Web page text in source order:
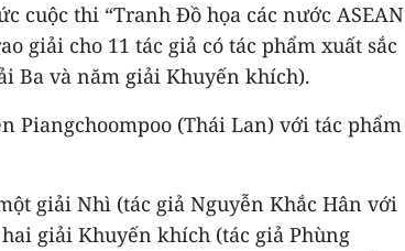
cuộc thi “Tranh Đồ họa các nước ASEAN
giải cho 11 tác giả có tác phẩm xuất sắc
Ba và năm giải Khuyến khích).
Piangchoompoo (Thái Lan) với tác phẩm
giải Nhì (tác giả Nguyễn Khắc Hân với
giải Khuyến khích (tác giả Phùng